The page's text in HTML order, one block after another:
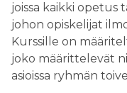
joissa kaikki
johon opiskelijat
Kurssille on
joko määrittelevät
asioissa ryhmän